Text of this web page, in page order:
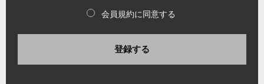
会員規約に同意する
登録する